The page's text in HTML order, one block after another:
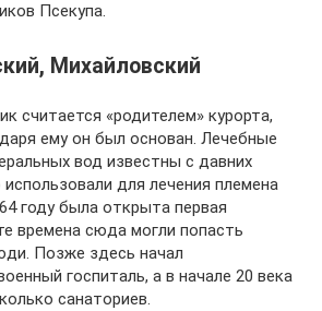
Псекупа.
Михайловский
считается «родителем» курорта,
ему он был основан. Лечебные
вод известны с давних
для лечения племена
году была открыта первая
времена сюда могли попасть
Позже здесь начал
госпиталь, а в начале 20 века
санаториев.